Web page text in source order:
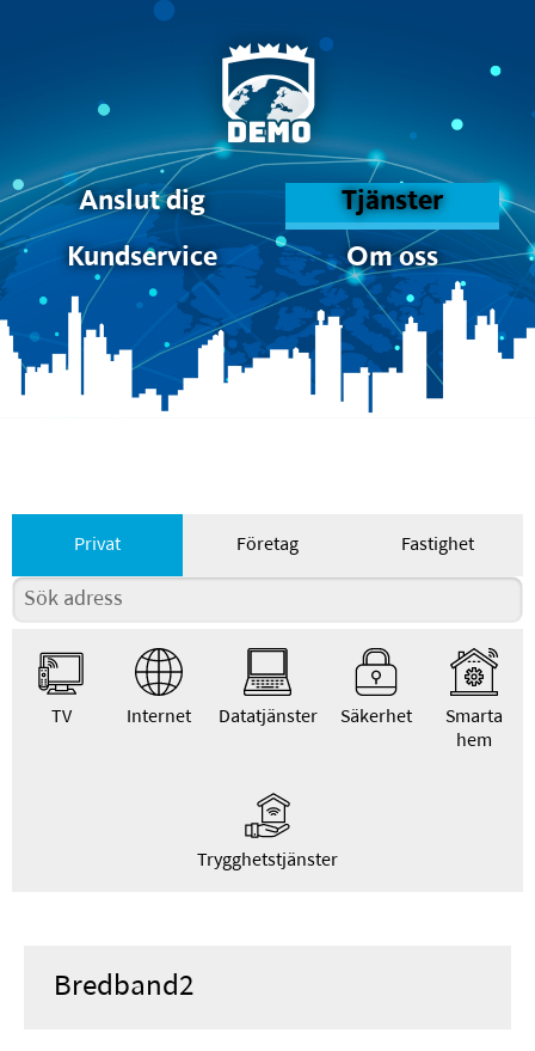
Anslut dig
Tjänster
Kundservice
Om oss
Privat Företag Fastighet
TV Internet Datatjänster Säkerhet
Smarta
hem
Trygghetstjänster
Bredband2